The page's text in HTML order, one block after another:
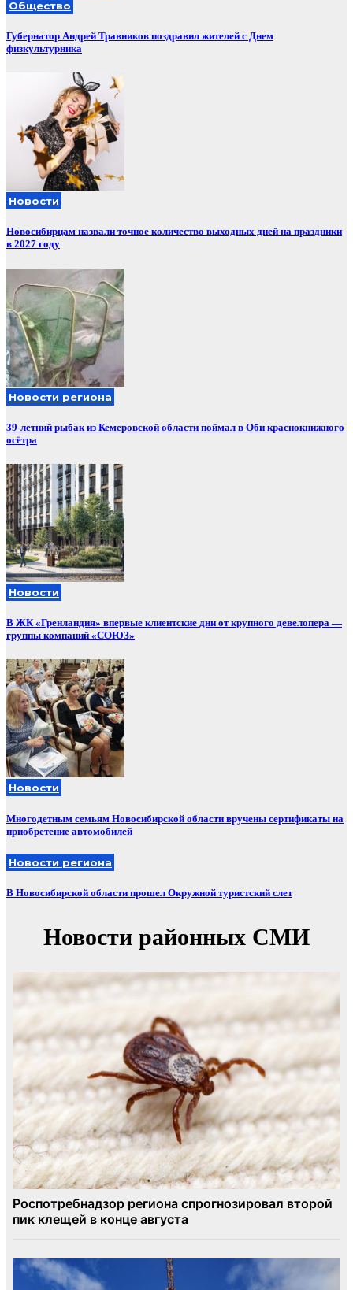
Общество
Губернатор Андрей Травников поздравил жителей с Днем
физкультурника
Новости
Новосибирцам назвали точное количество выходных дней на праздники
в 2027 году
Новости региона
39-летний рыбак из Кемеровской области поймал в Оби краснокнижного
осётра
Новости
В ЖК «Гренландия» впервые клиентские дни от крупного девелопера —
группы компаний «СОЮЗ»
Новости
Многодетным семьям Новосибирской области вручены сертификаты на
приобретение автомобилей
Новости региона
В Новосибирской области прошел Окружной туристский слет